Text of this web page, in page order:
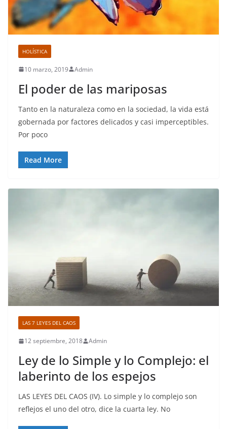
HOLÍSTICA
10 marzo, 2019 Admin
El poder de las mariposas
Tanto en la naturaleza como en la sociedad, la vida está
gobernada por factores delicados y casi imperceptibles.
Por poco
Read More
LAS 7 LEYES DEL CAOS
12 septiembre, 2018 Admin
Ley de lo Simple y lo Complejo: el
laberinto de los espejos
LAS LEYES DEL CAOS (IV). Lo simple y lo complejo son
reflejos el uno del otro, dice la cuarta ley. No